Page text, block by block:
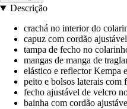
Descrição
crachá no interior do
capuz com cordão ajustável
tampa de fecho no
mangas de manga de
elástico e reflector Kempa
peito e bolsos laterais com
fecho ajustável de velcro
bainha com cordão